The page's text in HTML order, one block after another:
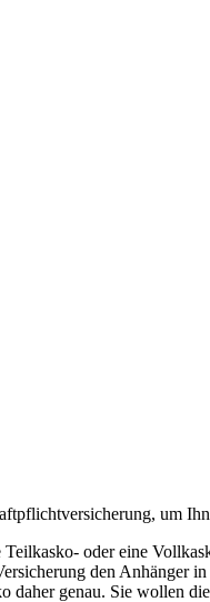
um
oder eine
den
genau. Sie wollen